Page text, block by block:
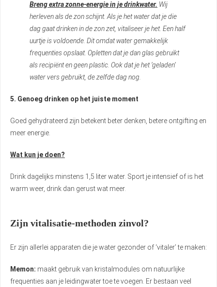
Breng extra zonne-energie in je drinkwater. Wij
herleven als de zon schijnt. Als je het water dat je die
dag gaat drinken in de zon zet, vitaliseer je het. Een half
uurtje is voldoende. Dit omdat water gemakkelijk
frequenties opslaat. Opletten dat je dan glas gebruikt
als recipiënt en geen plastic. Ook dat je het ‘geladen’
water vers gebruikt, de zelfde dag nog.
5. Genoeg drinken op het juiste moment
Goed gehydrateerd zijn betekent beter denken, betere ontgifting en
meer energie.
Wat kun je doen?
Drink dagelijks minstens 1,5 liter water. Sport je intensief of is het
warm weer, drink dan gerust wat meer.
Zijn vitalisatie-methoden zinvol?
Er zijn allerlei apparaten die je water gezonder of ‘vitaler’ te maken:
Memon: maakt gebruik van kristalmodules om natuurlijke
frequenties aan je leidingwater toe te voegen. Er bestaan veel